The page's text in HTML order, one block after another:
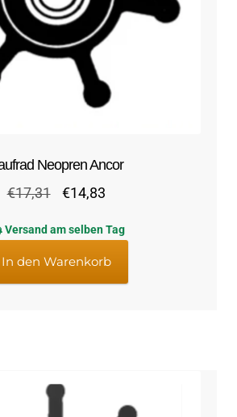
Neopren Ancor
€17,31
Ursprünglicher
war:
€17,31
€14,83
ist:
€14,83.
Versand am selben Tag
In den Warenkorb